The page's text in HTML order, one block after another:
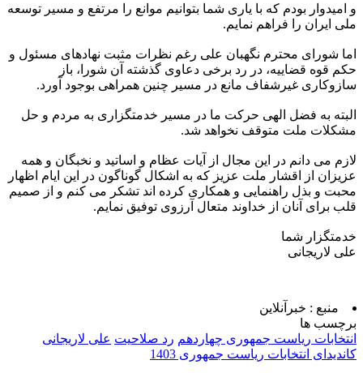
و امیدوار بودم که با یاری شما بتوانیم موانع را مرتفع و مسیر توسعه
ملی ایران را فراهم نمایم.
اما شورای محترم نگهبان علی رغم نظرات مثبت نهادهای مسئول و
حکم قوه قضاییه، در رد برخی دعاوی گذشته آن شورا، باز
سازوکاری غیرشفاف مانع در مسیر چنین همراهی بوجود آورد.
البته به فضل الهی حرکت ما در مسیر خدمتگزاری به مردم و حل
مشکلات ملت متوقف نخواهد شد.
لازم می دانم در این مجال از آیات عظام و اساتید و نخبگان و همه
عزیزان از اقشار ملت عزیز که به اشکال گوناگون در این ایام اظهار
محبت و بذل راهنمایی و همکاری کرده اند تشکر می کنم و از صمیم
قلب برای آنان از خداوند متعال آرزوی توفیق نمایم.
خدمتگزار شما
علی لاریجانی
منبع : خبرآنلاین
برچسب ها
انتخابات ریاست جمهوری چهاردهم رد صلاحیت علی لاریجانی
کاندیدای انتخابات ریاست جمهوری 1403